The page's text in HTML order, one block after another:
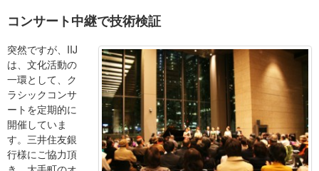
コンサート中継で技術検証
突然ですが、IIJ
は、文化活動の
一環として、ク
ラシックコンサ
ートを定期的に
開催していま
す。三井住友銀
行様にご協力頂